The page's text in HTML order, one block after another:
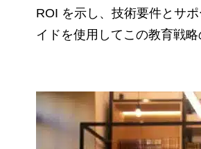
ROI を示し、技術要件とサ
イドを使用してこの教育戦